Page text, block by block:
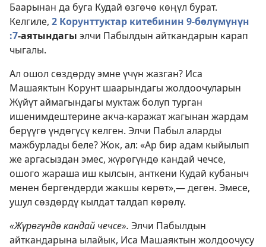
Баарынан да буга Кудай өзгөчө көңүл бурат.
Келгиле, 2 Корунттуктар китебинин 9-бөлүмүнүн
:7-аятындагы элчи Пабылдын айткандарын карап
чыгалы.
Ал ошол сөздөрдү эмне үчүн жазган? Иса
Машаяктын Корунт шаарындагы жолдоочуларын
Жүйүт аймагындагы муктаж болуп турган
ишенимдештерине акча-каражат жагынан жардам
берүүгө үндөгүсү келген. Элчи Пабыл аларды
мажбурлады беле? Жок, ал: «Ар бир адам кыйылып
же аргасыздан эмес, жүрөгүндө кандай чечсе,
ошого жараша иш кылсын, анткени Кудай кубаныч
менен бергендерди жакшы көрөт»,— деген. Эмесе,
ушул сөздөрдү кылдат талдап көрөлү.
«Жүрөгүндө кандай чечсе». Элчи Пабылдын
айткандарына ылайык, Иса Машаяктын жолдоочусу